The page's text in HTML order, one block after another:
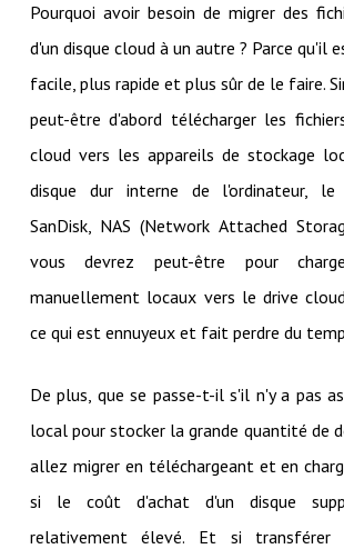
Pourquoi avoir besoin de migrer des
d'un disque cloud à un autre ? Parce qu'il
facile, plus rapide et plus sûr de le faire.
peut-être d'abord télécharger les
cloud vers les appareils de stockage
disque dur interne de l'ordinateur, le
SanDisk, NAS (Network Attached
vous devrez peut-être pour
manuellement locaux vers le drive
ce qui est ennuyeux et fait perdre du
De plus, que se passe-t-il s'il n'y a pas
local pour stocker la grande quantité de
allez migrer en téléchargeant et en
si le coût d'achat d'un disque
relativement élevé. Et si transférer